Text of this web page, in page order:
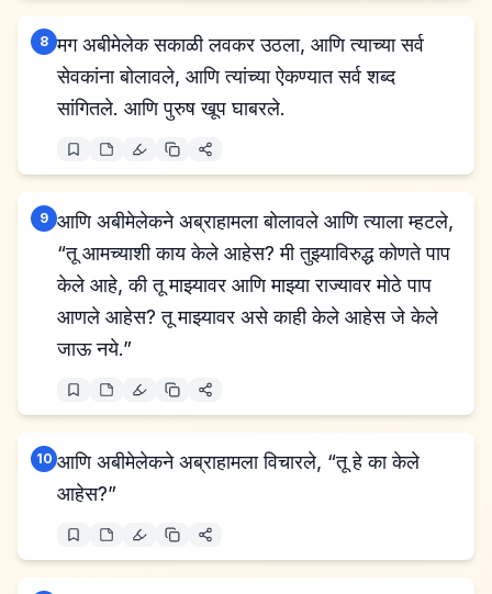
8 मग अबीमेलेक सकाळी लवकर उठला, आणि त्याच्या सर्व
सेवकांना बोलावले, आणि त्यांच्या ऐकण्यात सर्व शब्द
सांगितले. आणि पुरुष खूप घाबरले.
9 आणि अबीमेलेकने अब्राहामला बोलावले आणि त्याला म्हटले,
“तू आमच्याशी काय केले आहेस? मी तुझ्याविरुद्ध कोणते पाप
केले आहे, की तू माझ्यावर आणि माझ्या राज्यावर मोठे पाप
आणले आहेस? तू माझ्यावर असे काही केले आहेस जे केले
जाऊ नये.”
10 आणि अबीमेलेकने अब्राहामला विचारले, “तू हे का केले
आहेस?”